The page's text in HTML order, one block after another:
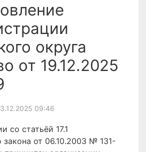
округа
от 19.12.2025
09:46
со статьёй 17.1
закона от 06.10.2003 № 131-